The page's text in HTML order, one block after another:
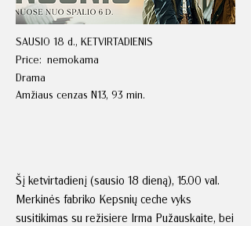
SAUSIO 18 d., KETVIRTADIENIS
Amžiaus cenzas N13, 93 min.
Drama
Price: nemokama
Šį ketvirtadienį (sausio 18 dieną), 15.00 val.
Merkinės fabriko Kepsnių ceche vyks
susitikimas su režisiere Irma Pužauskaite, bei